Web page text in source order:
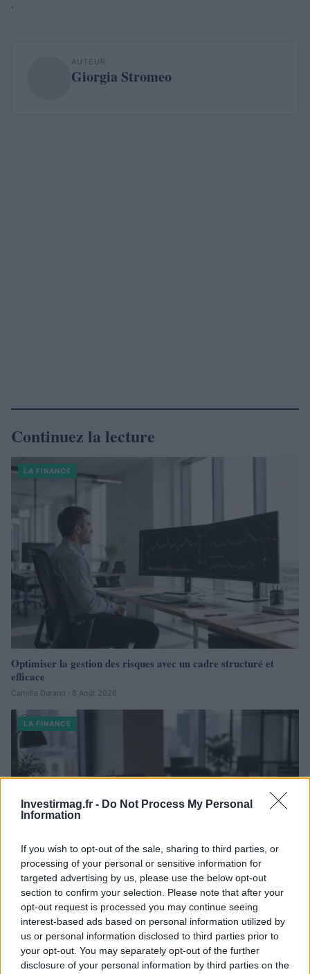
Investirmag.fr - Do Not Process My Personal
Information
If you wish to opt-out of the sale, sharing to third parties, or
processing of your personal or sensitive information for
targeted advertising by us, please use the below opt-out
section to confirm your selection. Please note that after your
opt-out request is processed you may continue seeing
interest-based ads based on personal information utilized by
us or personal information disclosed to third parties prior to
your opt-out. You may separately opt-out of the further
disclosure of your personal information by third parties on the
.
AUTEUR
Giorgia Stromeo
Continuez la lecture
LA FINANCE
Optimiser la gestion des risques avec un cadre structuré et
efficace
Camille Durand · 8 Août 2026
LA FINANCE
Biais cognitifs en trading : stratégies pour une prise de décision
rationnelle
Camille Durand · 8 Août 2026